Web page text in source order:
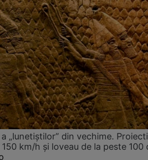
„lunetiștilor” din vechime.
km/h și loveau de la peste 100